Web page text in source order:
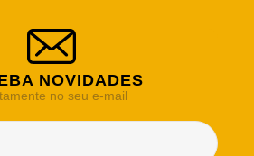
NOVIDADES
no seu e-mail